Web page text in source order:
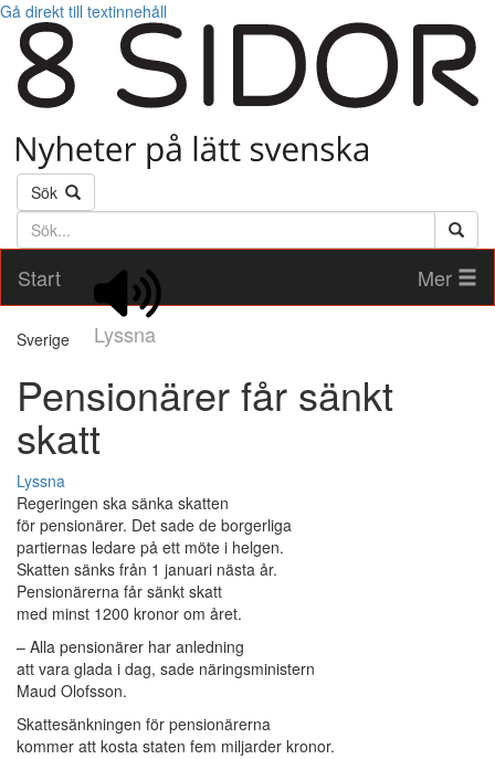
Gå direkt till textinnehåll
Sök
Söktext
Start
Lyssna
Mer
Sverige
Pensionärer får sänkt
skatt
Lyssna
Regeringen ska sänka skatten
för pensionärer. Det sade de borgerliga
partiernas ledare på ett möte i helgen.
Skatten sänks från 1 januari nästa år.
Pensionärerna får sänkt skatt
med minst 1200 kronor om året.
– Alla pensionärer har anledning
att vara glada i dag, sade näringsministern
Maud Olofsson.
Skattesänkningen för pensionärerna
kommer att kosta staten fem miljarder kronor.